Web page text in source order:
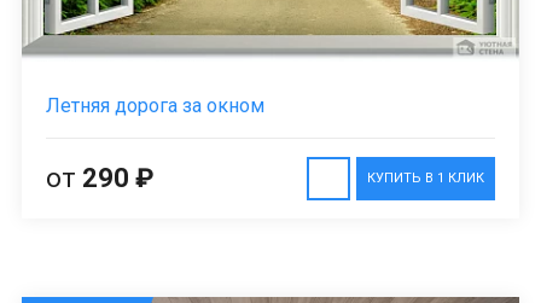
Летняя дорога за окном
КУПИТЬ В 1 КЛИК
от 290 ₽